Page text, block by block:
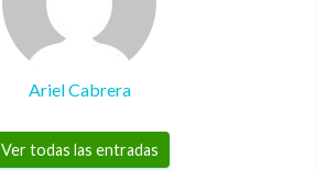
Ariel Cabrera
Ver todas las entradas